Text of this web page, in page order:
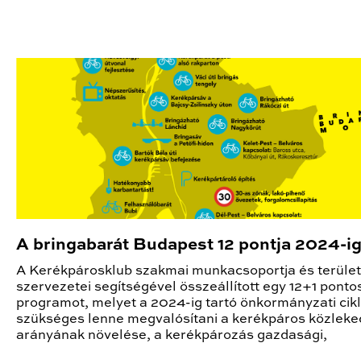
A bringabarát Budapest 12 pontja 2024-ig
A Kerékpárosklub szakmai munkacsoportja és
szervezetei segítségével összeállított egy 12+1
programot, melyet a 2024-ig tartó önkormányzati
szükséges lenne megvalósítani a kerékpáros
arányának növelése, a kerékpározás gazdasági,